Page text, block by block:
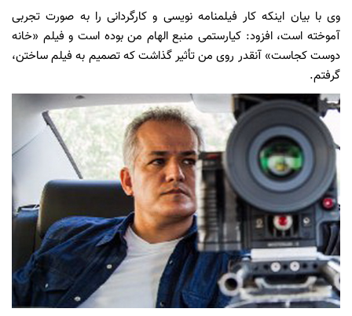
وی با بیان اینکه کار فیلمنامه نویسی و کارگردانی را به صورت تجربی
آموخته است، افزود: کیارستمی منبع الهام من بوده است و فیلم «خانه
دوست کجاست» آنقدر روی من تأثیر گذاشت که تصمیم به فیلم ساختن،
گرفتم.